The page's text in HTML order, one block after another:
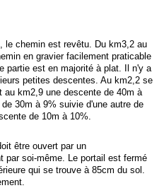
le chemin est revêtu. Du km3,2 au
en gravier facilement praticable
partie est en majorité à plat. Il n'y a
petites descentes. Au km2,2 se
au km2,9 une descente de 40m à
30m à 9% suivie d'une autre de
de 10m à 10%.
être ouvert par un
par soi-même. Le portail est fermé
qui se trouve à 85cm du sol.